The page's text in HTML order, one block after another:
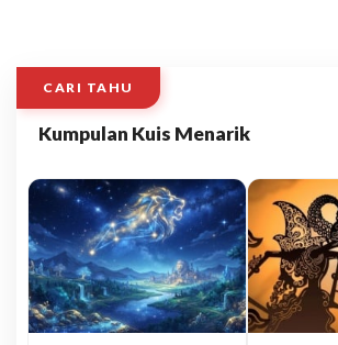
CARI TAHU
Kumpulan Kuis Menarik